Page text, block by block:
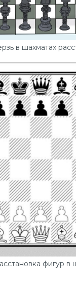
в шахматах
фигур в